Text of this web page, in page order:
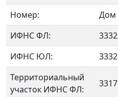
Номер:
Дом
ИФНС ФЛ:
3332
ИФНС ЮЛ:
3332
Территориальный
участок ИФНС ФЛ:
3317